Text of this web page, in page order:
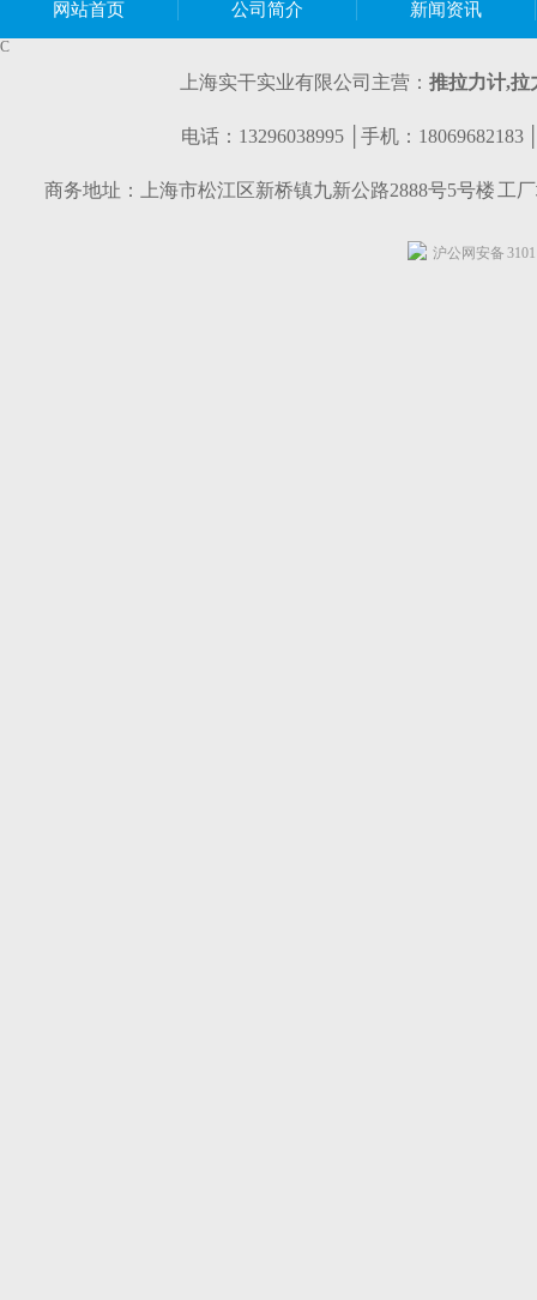
网站首页 公司简介 新闻资讯
C
上海实干实业有限公司主营： 推拉力计,拉
电话：13296038995 │手机：
商务地址：上海市松江区新桥镇九新公路2888号5号楼 工
沪公网安备